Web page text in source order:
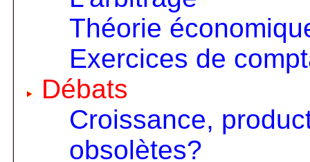
Théorie
Exercices de
Débats
Croissance,
obsolètes?